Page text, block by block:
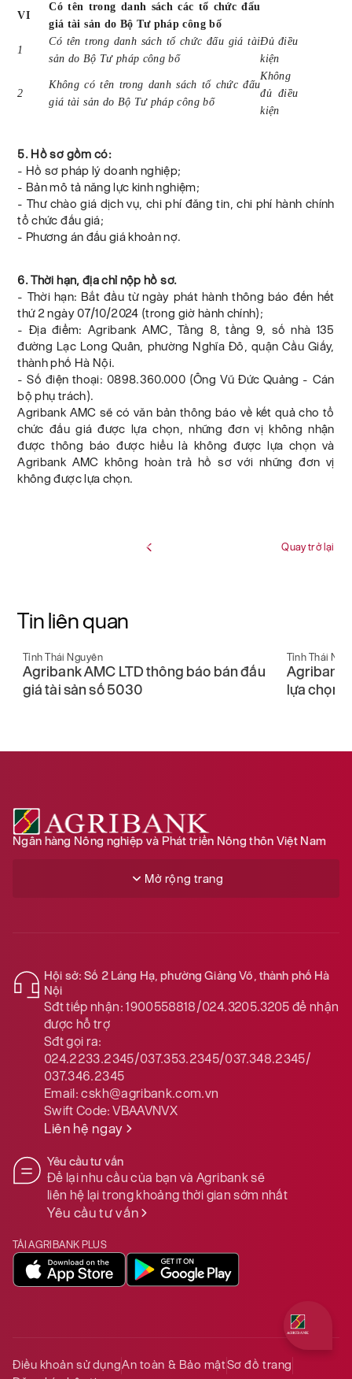
VI
Có tên trong danh sách các tổ chức đấu
giá tài sản do Bộ Tư pháp công bố
1
Có tên trong danh sách tổ chức đấu giá tài
sản do Bộ Tư pháp công bố
Đủ điều
kiện
2
Không có tên trong danh sách tổ chức đấu
giá tài sản do Bộ Tư pháp công bố
Không
đủ điều
kiện
5. Hồ sơ gồm có:
- Hồ sơ pháp lý doanh nghiệp;
- Bản mô tả năng lực kinh nghiệm;
- Thư chào giá dịch vụ, chi phí đăng tin, chi phí hành chính
tổ chức đấu giá;
- Phương án đấu giá khoản nợ.
6. Thời hạn, địa chỉ nộp hồ sơ.
- Thời hạn: Bắt đầu từ ngày phát hành thông báo đến hết
thứ 2 ngày 07/10/2024 (trong giờ hành chính);
- Địa điểm: Agribank AMC, Tầng 8, tầng 9, số nhà 135
đường Lạc Long Quân, phường Nghĩa Đô, quận Cầu Giấy,
thành phố Hà Nội.
- Số điện thoại: 0898.360.000 (Ông Vũ Đức Quảng - Cán
bộ phụ trách).
Agribank AMC sẽ có văn bản thông báo về kết quả cho tổ
chức đấu giá được lựa chọn, những đơn vị không nhận
được thông báo được hiểu là không được lựa chọn và
Agribank AMC không hoàn trả hồ sơ với những đơn vị
không được lựa chọn.
Quay trở lại
Tin liên quan
Tỉnh Thái Nguyên
Agribank AMC LTD thông báo bán đấu
giá tài sản số 5030
Tỉnh Thái
Agribank
lựa chọn
Ngân hàng Nông nghiệp và Phát triển Nông thôn Việt Nam
Mở rộng trang
Hội sở: Số 2 Láng Hạ, phường Giảng Võ, thành phố Hà
Nội
Sđt tiếp nhận: 1900558818/024.3205.3205để nhận
được hỗ trợ
Sđt gọi ra:
024.2233.2345/037.353.2345/037.348.2345/
037.346.2345
Email:cskh@agribank.com.vn
Swift Code:VBAAVNVX
Liên hệ ngay
Yêu cầu tư vấn
Để lại nhu cầu của bạn và Agribank sẽ
liên hệ lại trong khoảng thời gian sớm nhất
Yêu cầu tư vấn
TẢI AGRIBANK PLUS
Điều khoản sử dụngAn toàn & Bảo mậtSơ đồ trang
Quý